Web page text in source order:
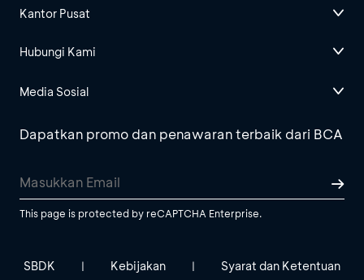
Kantor Pusat
Hubungi Kami
Media Sosial
Dapatkan promo dan penawaran terbaik dari BCA
This page is protected by reCAPTCHA Enterprise.
SBDK | Kebijakan | Syarat dan Ketentuan